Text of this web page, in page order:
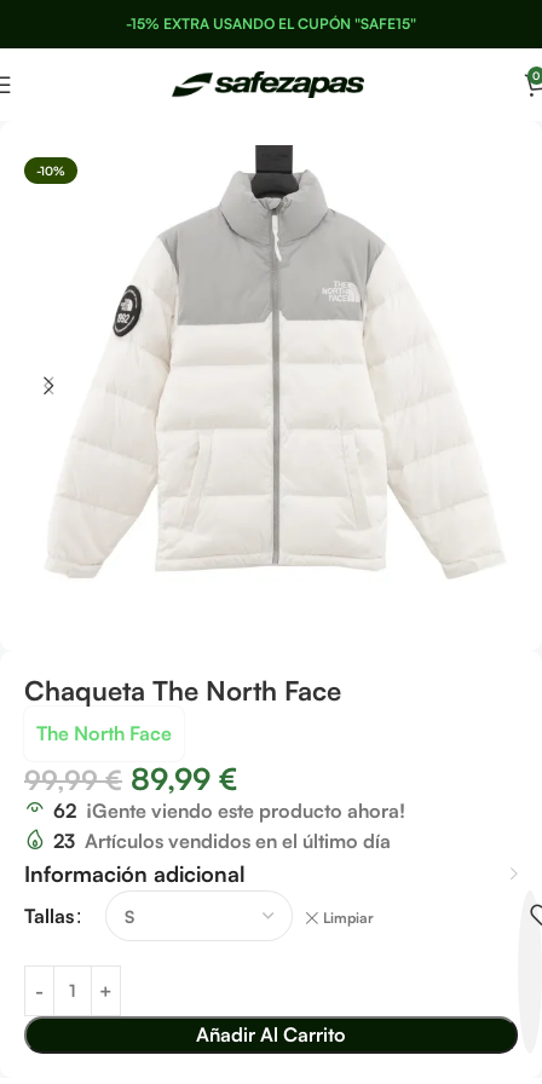
-15% EXTRA USANDO EL CUPÓN "SAFE15"
0
-10%
Chaqueta The North Face
The North Face
99,99€ 89,99 €
62 ¡Gente viendo este producto ahora!
23 Artículos vendidos en el último día
Información adicional
Tallas Limpiar
Añadir Al Carrito